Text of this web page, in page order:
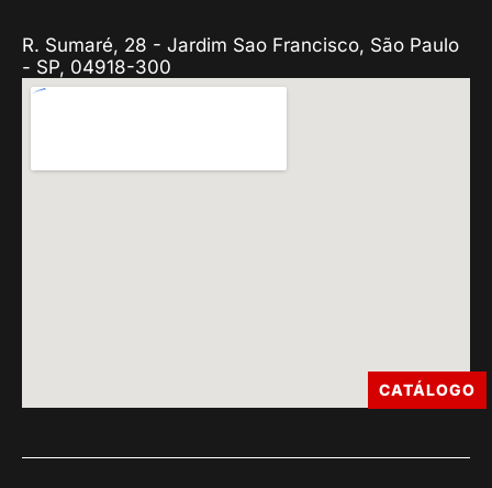
R. Sumaré, 28 - Jardim Sao Francisco, São Paulo
- SP, 04918-300
CATÁLOGO